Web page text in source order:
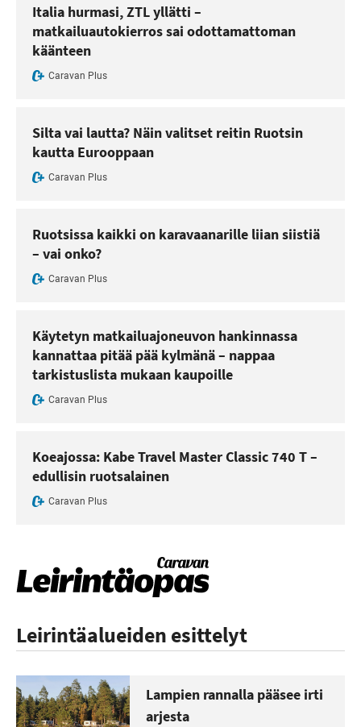
Italia hurmasi, ZTL yllätti –
matkailuautokierros sai odottamattoman
käänteen
Caravan Plus
Silta vai lautta? Näin valitset reitin Ruotsin
kautta Eurooppaan
Caravan Plus
Ruotsissa kaikki on karavaanarille liian siistiä
– vai onko?
Caravan Plus
Käytetyn matkailuajoneuvon hankinnassa
kannattaa pitää pää kylmänä – nappaa
tarkistuslista mukaan kaupoille
Caravan Plus
Koeajossa: Kabe Travel Master Classic 740 T –
edullisin ruotsalainen
Caravan Plus
Leirintäalueiden esittelyt
Lampien rannalla pääsee irti
arjesta